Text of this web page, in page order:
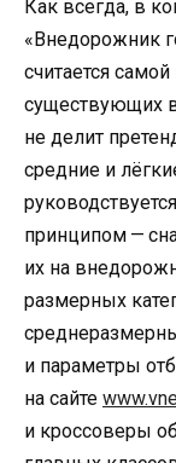
Как всегда, в
«Внедорожник
считается
существующих
не делит
средние и
принципом —
их на
размерных
и параметры
на сайте
и кроссоверы